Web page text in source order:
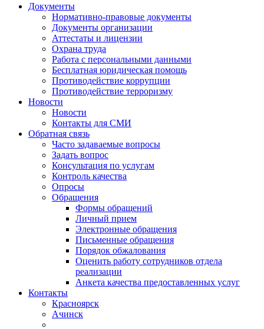
Документы
Нормативно-правовые документы
Документы организации
Аттестаты и лицензии
Охрана труда
Работа с персональными данными
Бесплатная юридическая помощь
Противодействие коррупции
Противодействие терроризму
Новости
Новости
Контакты для СМИ
Обратная связь
Часто задаваемые вопросы
Задать вопрос
Консультация по услугам
Контроль качества
Опросы
Обращения
Формы обращений
Личный прием
Электронные обращения
Письменные обращения
Порядок обжалования
Оценить работу сотрудников отдела
реализации
Анкета качества предоставленных услуг
Контакты
Красноярск
Ачинск